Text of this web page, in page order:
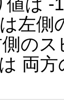
左側
の
両